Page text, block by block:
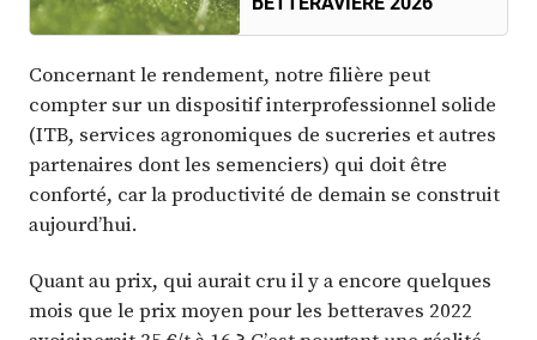
Concernant le rendement, notre filière peut
compter sur un dispositif interprofessionnel solide
(ITB, services agronomiques de sucreries et autres
partenaires dont les semenciers) qui doit être
conforté, car la productivité de demain se construit
aujourd’hui.
Quant au prix, qui aurait cru il y a encore quelques
mois que le prix moyen pour les betteraves 2022